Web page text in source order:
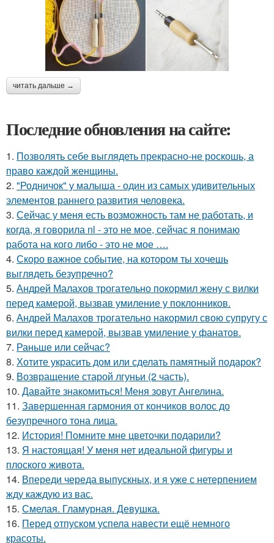
читать дальше →
Последние обновления на сайте:
1. Позволять себе выглядеть прекрасно-не роскошь, а
право каждой женщины.
2. "Родничок" у малыша - один из самых удивительных
элементов раннего развития человека.
3. Сейчас у меня есть возможность там не работать, и
когда, я говорила nl - это не мое, сейчас я понимаю
работа на кого либо - это не мое ….
4. Скоро важное событие, на котором ты хочешь
выглядеть безупречно?
5. Андрей Малахов трогательно покормил жену с вилки
перед камерой, вызвав умиление у поклонников.
6. Андрей Малахов трогательно накормил свою супругу с
вилки перед камерой, вызвав умиление у фанатов.
7. Раньше или сейчас?
8. Хотите украсить дом или сделать памятный подарок?
9. Возвращение старой лгуньи (2 часть).
10. Давайте знакомиться! Меня зовут Ангелина.
11. Завершенная гармония от кончиков волос до
безупречного тона лица.
12. История! Помните мне цветочки подарили?
13. Я настоящая! У меня нет идеальной фигуры и
плоского живота.
14. Впереди череда выпускных, и я уже с нетерпением
жду каждую из вас.
15. Смелая. Гламурная. Девушка.
16. Перед отпуском успела навести ещё немного
красоты.